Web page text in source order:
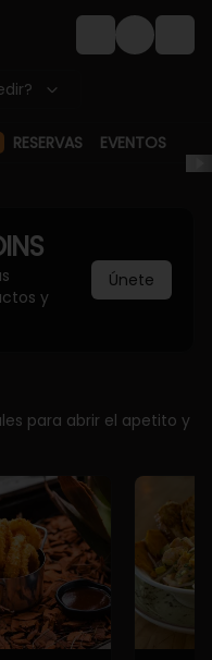
Login
RESERVAS EVENTOS
y
Únete
para abrir el apetito y